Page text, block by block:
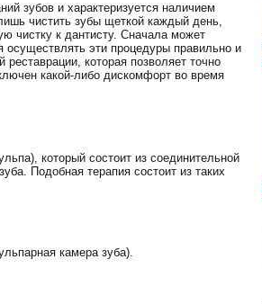
зубов и характеризуется наличием
чистить зубы щеткой каждый день,
чистку к дантисту. Сначала может
осуществлять эти процедуры правильно и
которая позволяет точно
какой-либо дискомфорт во время
который состоит из соединительной
Подобная терапия состоит из таких
камера зуба).